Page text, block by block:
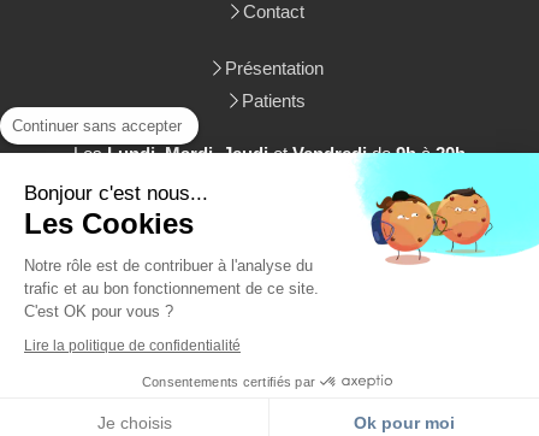
Contact
Présentation
Patients
LesLundi,Mardi,JeudietVendredide9hà20h
12h30
Plan du site
Création et référencement du site par Simplébo
Site partenaire deAFC
Continuer sans accepter
Bonjour c'est nous...
Les Cookies
Notre rôle est de contribuer à l'analyse du
trafic et au bon fonctionnement de ce site.
C'est OK pour vous ?
Lire la politique de confidentialité
Consentements certifiés par
Je choisis Ok pour moi